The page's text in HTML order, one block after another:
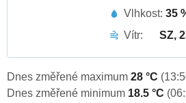
Vlhkost: 35
Vítr:
SZ,
Dnes změřené maximum 28 °C
Dnes změřené minimum 18.5 °C